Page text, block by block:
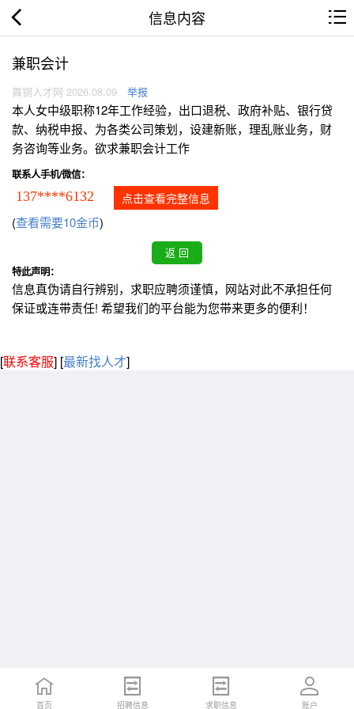
信息内容
兼职会计
舞钢人才网 2026.08.09 举报
本人女中级职称12年工作经验，出口退税、政府补贴、银行贷
款、纳税申报、为各类公司策划，设建新账，理乱账业务，财
务咨询等业务。欲求兼职会计工作
联系人手机/微信：
137****6132 点击查看完整信息
(查看需要10金币)
特此声明：
信息真伪请自行辨别，求职应聘须谨慎，网站对此不承担任何
保证或连带责任! 希望我们的平台能为您带来更多的便利！
[联系客服] [最新找人才]
首页 招聘信息 求职信息 账户